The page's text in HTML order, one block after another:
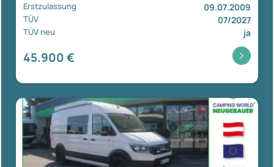
Erstzulassung 09.07.2009
TÜV 07/2027
TÜV neu ja
45.900 €